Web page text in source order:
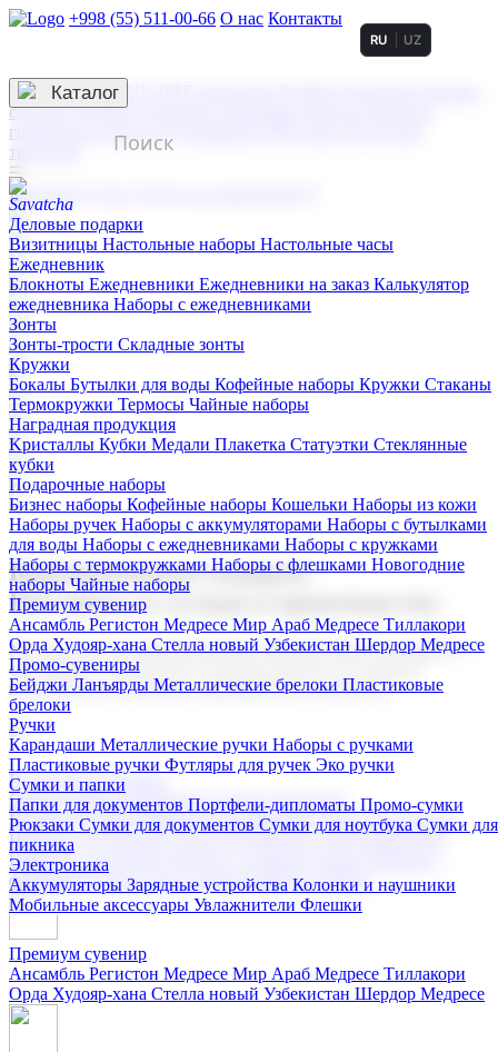
+998 (55) 511-00-66 О нас Контакты
3D гравировка
смолой (Doming)
гравировка твердая
тиснение
RU UZ
☰
Контакты
Каталог
Деловые подарки
Визитницы Настольные наборы Настольные часы
Ежедневник
Блокноты Ежедневники Ежедневники на заказ Калькулятор
ежедневника Наборы с ежедневниками
Зонты
Зонты-трости Складные зонты
Кружки
Бокалы Бутылки для воды Кофейные наборы Кружки Стаканы
Термокружки Термосы Чайные наборы
Наградная продукция
Kристаллы Кубки Медали Плакетка Статуэтки Стеклянные
кубки
Подарочные наборы
Бизнес наборы Кофейные наборы Кошельки Наборы из кожи
Наборы ручек Наборы с аккумуляторами Наборы с бутылками
для воды Наборы с ежедневниками Наборы с кружками
Наборы с термокружками Наборы с флешками Новогодние
наборы Чайные наборы
Премиум сувенир
Ансамбль Регистон Медресе Мир Араб Медресе Тиллакори
Орда Худояр-хана Стелла новый Узбекистан Шердор Медресе
Промо-сувениры
Бейджи Ланъярды Металлические брелоки Пластиковые
брелоки
Ручки
Карандаши Металлические ручки Наборы с ручками
Пластиковые ручки Футляры для ручек Эко ручки
Сумки и папки
Папки для документов Портфели-дипломаты Промо-сумки
Рюкзаки Сумки для документов Сумки для ноутбука Сумки для
пикника
Электроника
Аккумуляторы Зарядные устройства Колонки и наушники
Мобильные аксессуары Увлажнители Флешки
Корпоративные подарки
Поставка со склада и производство
Мы предлагаем широкий выбор корпоративных подарков и
сувениров с логотипом. В нашем каталоге вы найдете
продукцию для бизнеса, мероприятия и клиентов.
Подарочные наборы
Бизнес наборыКофейные наборы Кошельки
Наборы из кожиНаборы ручекНаборы с аккумуляторами
Наборы с бутылками для воды
Наборы с ежедневниками
Наборы с кружками
флешкамиНовогодние наборыЧайные наборы
Премиум сувенир
Ансамбль Регистон Медресе Мир Араб Медресе Тиллакори
Орда Худояр-хана Стелла новый Узбекистан Шердор Медресе